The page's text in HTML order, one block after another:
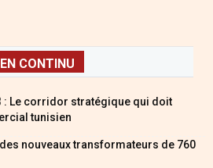
EN CONTINU
: Le corridor stratégique qui doit
tunisien
nouveaux transformateurs de 760